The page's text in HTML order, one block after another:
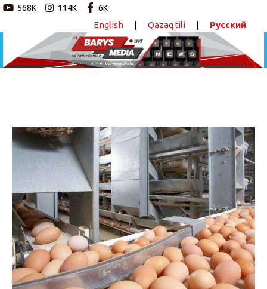
568K 114K 6K
English | Qazaq tili | Русский
ПОДЕЛИТЬСЯ
Новостной портал
Новости
Статьи
Видео
Barys Sport